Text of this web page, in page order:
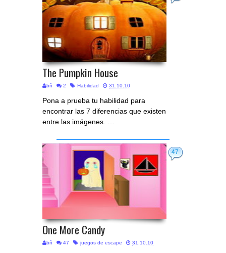
The Pumpkin House
bñ 2 Habilidad 31.10.10
Pona a prueba tu habilidad para
encontrar las 7 diferencias que existen
entre las imágenes. …
47
One More Candy
bñ 47 juegos de escape 31.10.10